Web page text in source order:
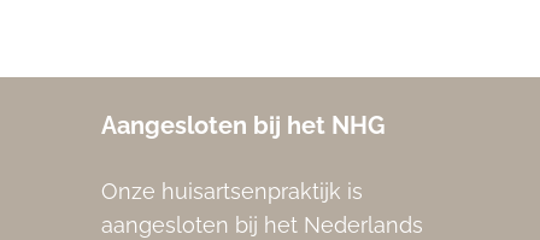
Aangesloten bij het NHG
Onze huisartsenpraktijk is
aangesloten bij het Nederlands